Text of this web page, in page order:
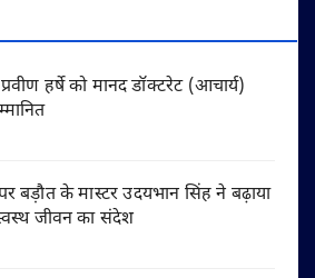
हर्षे को मानद डॉक्टरेट (आचार्य)
बड़ौत के मास्टर उदयभान सिंह ने बढ़ाया
जीवन का संदेश